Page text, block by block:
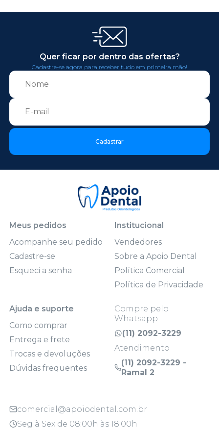
Quer ficar por dentro das ofertas?
Cadastre-se agora para receber tudo em primeira mão!
Cadastrar
Meus pedidos
Acompanhe seu pedido
Cadastre-se
Esqueci a senha
Institucional
Vendedores
Sobre a Apoio Dental
Política Comercial
Política de Privacidade
Ajuda e suporte
Como comprar
Entrega e frete
Trocas e devoluções
Dúvidas frequentes
Compre pelo
Whatsapp
(11) 2092-3229
Atendimento
(11) 2092-3229 -
Ramal 2
comercial@apoiodental.com.br
Seg à Sex de 08:00h às 18:00h